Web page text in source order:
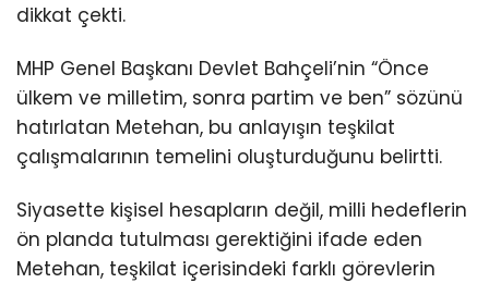
dikkat çekti.
MHP Genel Başkanı Devlet Bahçeli’nin “Önce
ülkem ve milletim, sonra partim ve ben” sözünü
hatırlatan Metehan, bu anlayışın teşkilat
çalışmalarının temelini oluşturduğunu belirtti.
Siyasette kişisel hesapların değil, milli hedeflerin
ön planda tutulması gerektiğini ifade eden
Metehan, teşkilat içerisindeki farklı görevlerin